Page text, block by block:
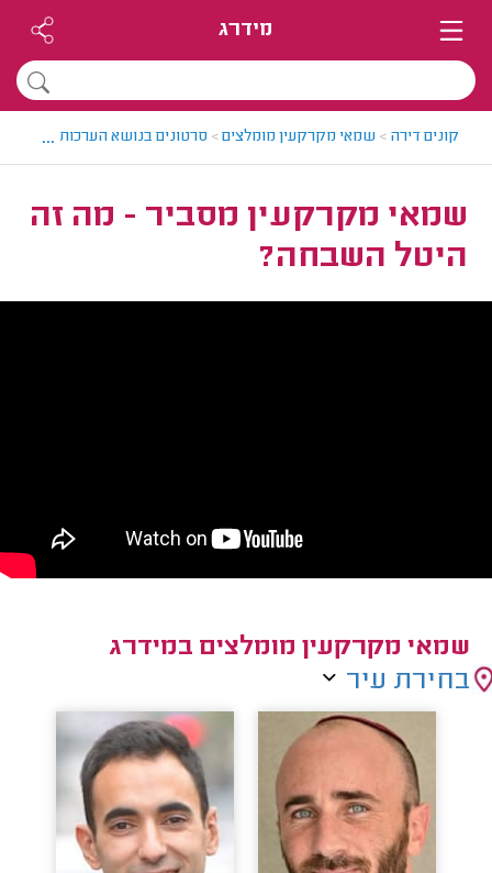
מידרג
קונים דירה > שמאי מקרקעין מומלצים> סרטונים בנושא הערכות שווי
...
שמאי מקרקעין מסביר - מה זה
היטל השבחה?
שמאי מקרקעין מומלצים במידרג
בחירת עיר